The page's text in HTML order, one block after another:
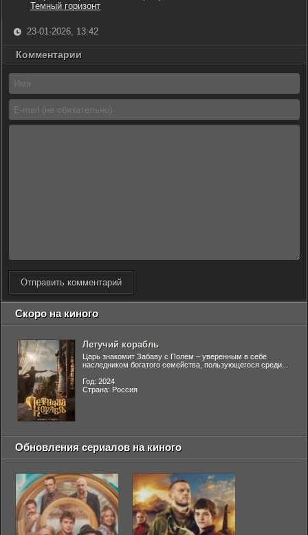
Темный горизонт
23-01-2026, 13:42
Комментарии
Отправить комментарий
Скоро на киного
Летучий корабль
Царь знакомит Забаву с Полем – уверенным в себе
наследником богатого семейства, пользующегося среди...
Год: 2024
Страна: Россия
Обновления сериалов на киного